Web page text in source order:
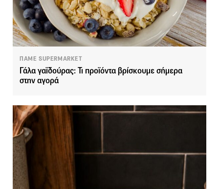
ΠΑΜΕ SUPERMARKET
Γάλα γαϊδούρας: Τι προϊόντα βρίσκουμε σήμερα
στην αγορά